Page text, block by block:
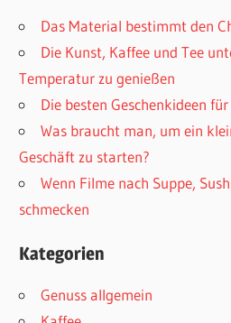
Das Material bestimmt den
Die Kunst, Kaffee und Tee
Temperatur zu genießen
Die besten Geschenkideen
Was braucht man, um ein
Geschäft zu starten?
Wenn Filme nach Suppe,
schmecken
Kategorien
Genuss allgemein